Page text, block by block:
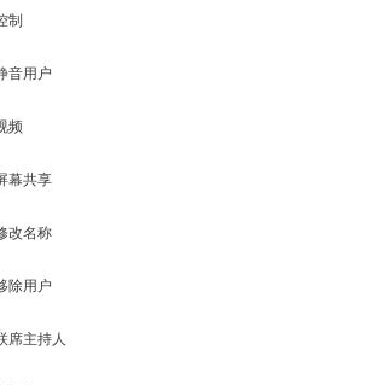
制
音用户
频
幕共享
改名称
除用户
席主持人